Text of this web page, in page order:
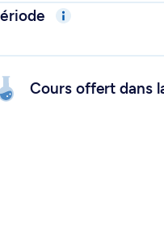
Cours offert dans